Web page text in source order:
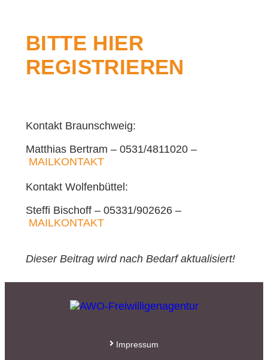
BITTE HIER
REGISTRIEREN
Kontakt Braunschweig:
Matthias Bertram – 0531/4811020 –
MAILKONTAKT
Kontakt Wolfenbüttel:
Steffi Bischoff – 05331/902626 –
MAILKONTAKT
Dieser Beitrag wird nach Bedarf aktualisiert!
Impressum
zukommen lassen
möchten, nutzen Sie bitte
Inhaber: AWO-
IBAN: DE90 2505 0000
BIC: NOLADE2HXXX
Wir können Ihnen auf
ausstellen.
Sylja Baranowski